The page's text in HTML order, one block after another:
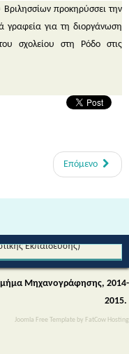
Joomla Free Template by FatCow Hosting
Βριλησσίων προκηρύσσει την
γραφεία για τη διοργάνωση
σχολείου στη Ρόδο στις
Επόμενο
Εκπαίδευσης)
Μηχανογράφησης, 2014-
2015.